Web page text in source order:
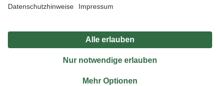
Produkte nur solange der Vorrat reicht.
*Paketversand ab 59 € versandkostenfrei, gilt nicht für Artikel mit Speditionsversand, hier
Privatsphäre Impressum
Nutzungsbedingungen
Widerrufsrecht
Vertrag widerrufen
© 2026 toom Baumarkt GmbH